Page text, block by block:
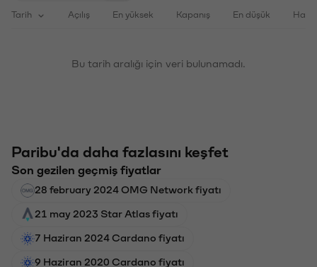
Tarih Açılış En yüksek Kapanış En düşük
Bu tarih aralığı için veri bulunamadı.
Paribu'da daha fazlasını keşfet
Son gezilen geçmiş fiyatlar
28 february 2024 OMG Network fiyatı
21 may 2023 Star Atlas fiyatı
7 Haziran 2024 Cardano fiyatı
9 Haziran 2020 Cardano fiyatı